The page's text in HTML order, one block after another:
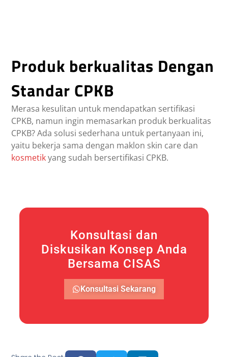
Produk berkualitas Dengan
Standar CPKB
Merasa kesulitan untuk mendapatkan sertifikasi
CPKB, namun ingin memasarkan produk berkualitas
CPKB? Ada solusi sederhana untuk pertanyaan ini,
yaitu bekerja sama dengan maklon skin care dan
kosmetikyang sudah bersertifikasi CPKB.
Konsultasi dan
Diskusikan Konsep Anda
Bersama CISAS
Konsultasi Sekarang